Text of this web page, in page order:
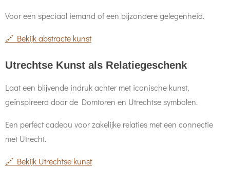
Voor een speciaal iemand of een bijzondere gelegenheid.
🔗 Bekijk abstracte kunst
Utrechtse Kunst als Relatiegeschenk
Laat een blijvende indruk achter met iconische kunst,
geïnspireerd door de Domtoren en Utrechtse symbolen.
Een perfect cadeau voor zakelijke relaties met een connectie
met Utrecht.
🔗 Bekijk Utrechtse kunst